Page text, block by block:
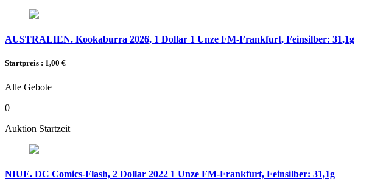
AUSTRALIEN. Kookaburra 2026, 1 Dollar 1 Unze FM-Frankfurt, Feinsilber: 31,1g
Startpreis : 1,00 €
Alle Gebote
0
Auktion Startzeit
NIUE. DC Comics-Flash, 2 Dollar 2022 1 Unze FM-Frankfurt, Feinsilber: 31,1g